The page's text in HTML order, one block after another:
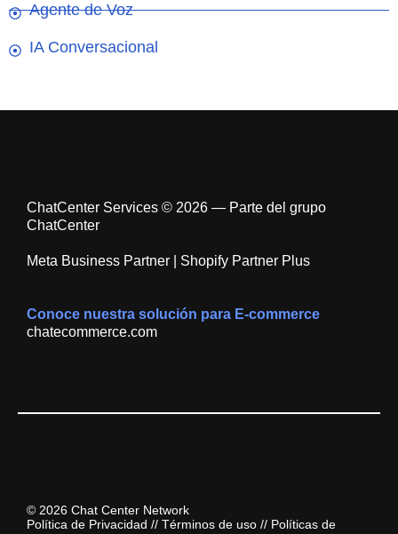
Agente de Voz
IA Conversacional
ChatCenter Services © 2026 — Parte del grupo
ChatCenter
Meta Business Partner | Shopify Partner Plus
Conoce nuestra solución para E-commerce
chatecommerce.com
© 2026 Chat Center Network
Política de Privacidad // Términos de uso // Políticas de